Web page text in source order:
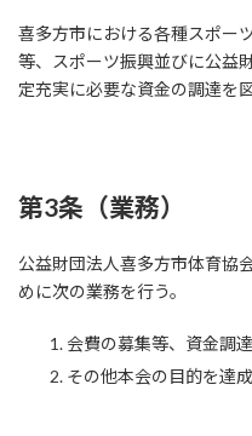
喜多方市における各種スポー
等、スポーツ振興並びに公益
定充実に必要な資金の調達を
第3条（業務）
公益財団法人喜多方市体育協
めに次の業務を行う。
会費の募集等、資金調
その他本会の目的を達